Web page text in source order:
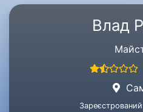
Влад